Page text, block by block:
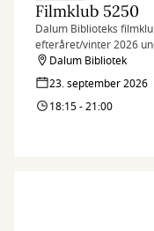
Filmklub 5250
Dalum Biblioteks
efteråret/vinter 2026
Programmet kan
august.
Billetter kan bestilles fra
Dalum Bibliotek
23. september 2026
18:15 - 21:00